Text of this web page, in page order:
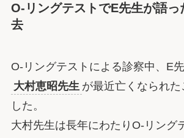
O-リングテストでE先生が語っ
去
O-リングテストによる診察中、E
大村恵昭先生 が最近亡くなられた
した。
大村先生は長年にわたりO-リング